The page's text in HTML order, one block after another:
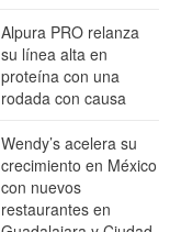
Alpura PRO relanza
su línea alta en
proteína con una
rodada con causa
Wendy’s acelera su
crecimiento en México
con nuevos
restaurantes en